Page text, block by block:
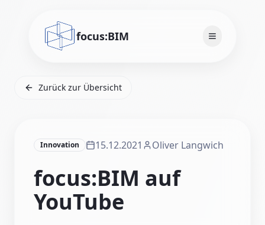
focus:BIM Navigation
Zurück zur Übersicht
Innovation 15.12.2021 Oliver Langwich
focus:BIM auf
YouTube